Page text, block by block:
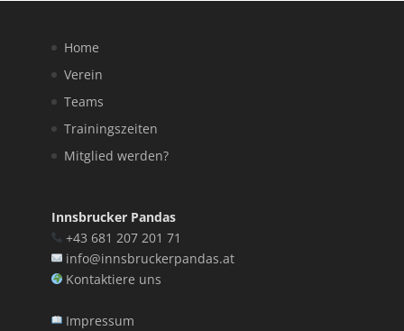
Home
Verein
Teams
Trainingszeiten
Mitglied werden?
Innsbrucker Pandas
+43 681 207 201 71
info@innsbruckerpandas.at
Kontaktiere uns
Impressum